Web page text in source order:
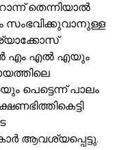
തെന്നിയാല്‍
സംഭവിക്കുവാനുള്ള
എം എല്‍ എയും
പെട്ടെന്ന് പാലം
ആവശ്യപ്പെട്ടു.